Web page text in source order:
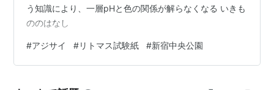
う知識により、一層pHと色の関係が解らなくなる いきも
ののはなし
#アジサイ #リトマス試験紙 #新宿中央公園